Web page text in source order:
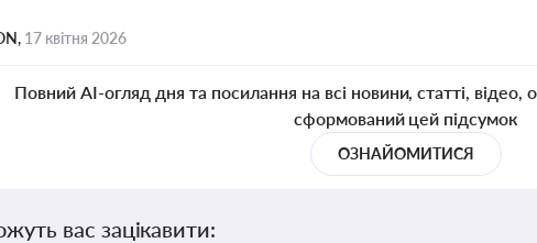
17 квітня 2026
Повний AI-огляд дня та посилання на всі новини, статті, відео,
сформований цей підсумок
ОЗНАЙОМИТИСЯ
вас зацікавити: